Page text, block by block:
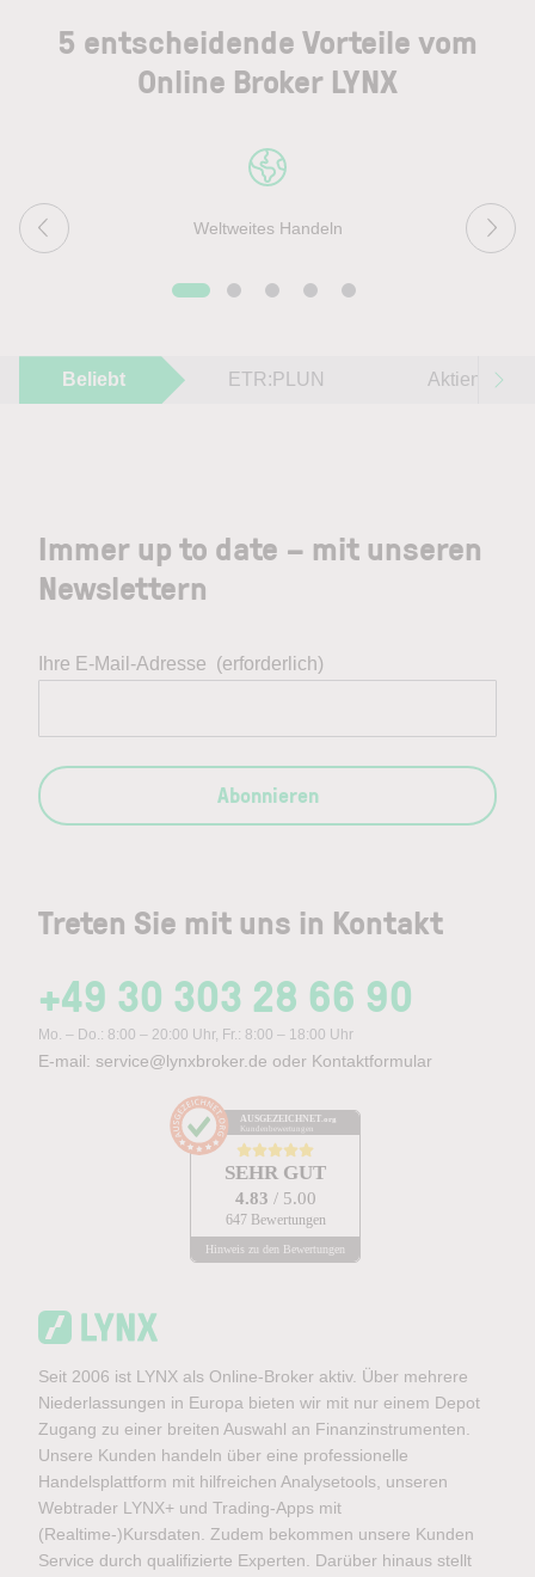
5 entscheidende Vorteile vom
Online Broker LYNX
Weltweites Handeln
Beliebt ETR:PLUN Aktien im
Treten Sie mit uns in Kontakt
+49 30 303 28 66 90
Mo. – Do.: 8:00 – 20:00 Uhr, Fr.: 8:00 – 18:00 Uhr
E-mail: service@lynxbroker.de oder Kontaktformular
AUSGEZEICHNET .org
Kundenbewertungen
SEHR GUT
4.83 / 5.00
647 Bewertungen
Hinweis zu den Bewertungen
Immer up to date – mit unseren
Newslettern
Ihre E-Mail-Adresse (erforderlich)
Abonnieren
Seit 2006 ist LYNX als Online-Broker aktiv. Über mehrere
Niederlassungen in Europa bieten wir mit nur einem Depot
Zugang zu einer breiten Auswahl an Finanzinstrumenten.
Unsere Kunden handeln über eine professionelle
Handelsplattform mit hilfreichen Analysetools, unseren
Webtrader LYNX+ und Trading-Apps mit
(Realtime-)Kursdaten. Zudem bekommen unsere Kunden
Service durch qualifizierte Experten. Darüber hinaus stellt